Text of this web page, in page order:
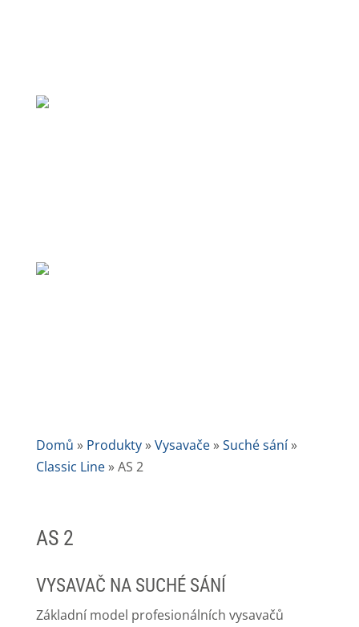
Domů » Produkty»Vysavače»Suché sání»
Classic Line»AS 2
AS 2
VYSAVAČ NA SUCHÉ SÁNÍ
Základní model profesionálních vysavačů